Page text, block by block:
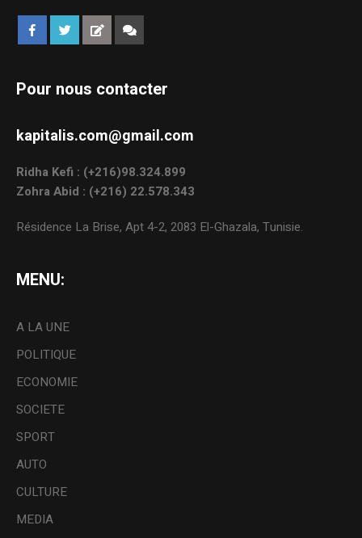
Pour nous contacter
kapitalis.com@gmail.com
Ridha Kefi : (+216)98.324.899
Zohra Abid : (+216) 22.578.343
Résidence La Brise, Apt 4-2, 2083 El-Ghazala, Tunisie.
MENU:
A LA UNE
POLITIQUE
ECONOMIE
SOCIETE
SPORT
AUTO
CULTURE
MEDIA